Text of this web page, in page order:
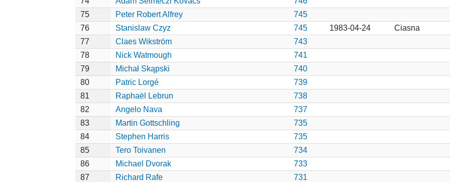
75
Peter Robert Alfrey
745
76
Stanislaw Czyz 745 1983-04-24
Ciasna
77
Claes Wikström
743
78
Nick Watmough
741
79
Michał Skąpski
740
80
Patric Lorgé
739
81
Raphaël Lebrun
738
82
Angelo Nava
737
83
Martin Gottschling
735
84
Stephen Harris
735
85
Tero Toivanen
734
86
Michael Dvorak
733
87
Richard Rafe
731